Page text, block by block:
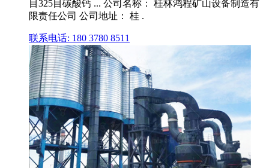
目325目碳酸钙 ... 公司名称： 桂林鸿程矿山设备制造有
限责任公司 公司地址： 桂 .
联系电话: 180 3780 8511